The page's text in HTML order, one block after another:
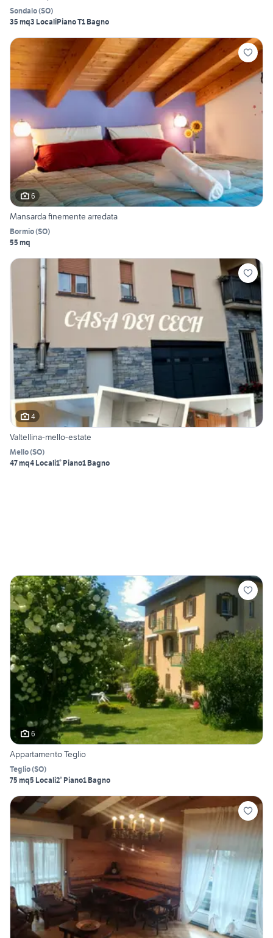
Sondalo(SO)
35 mq3 LocaliPiano T1 Bagno
6
Mansarda finemente arredata
Bormio(SO)
55 mq
4
Valtellina-mello-estate
Mello(SO)
47 mq4 Locali1° Piano1 Bagno
6
Appartamento Teglio
Teglio(SO)
75 mq5 Locali2° Piano1 Bagno